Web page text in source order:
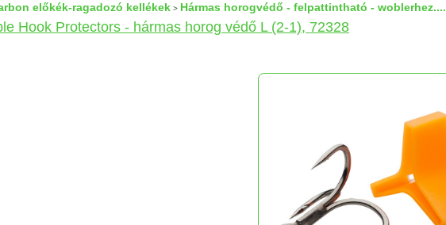
előkék-ragadozó kellékek > Hármas horogvédő - felpattintható - woblerhez....
Hook Protectors - hármas horog védő L (2-1), 72328